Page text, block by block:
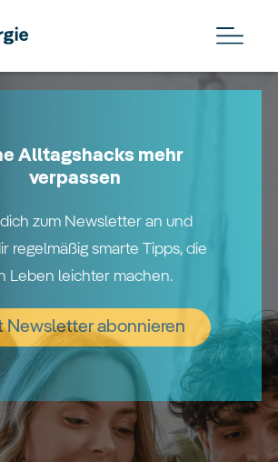
Alltagshacks mehr
verpassen
zum Newsletter an und
regelmäßig smarte Tipps, die
Leben leichter machen.
Newsletter abonnieren